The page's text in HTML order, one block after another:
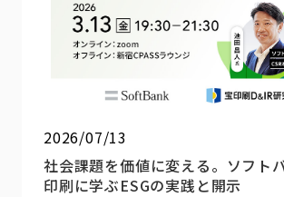
2026/07/13
社会課題を価値に変える。ソフト
印刷に学ぶESGの実践と開示